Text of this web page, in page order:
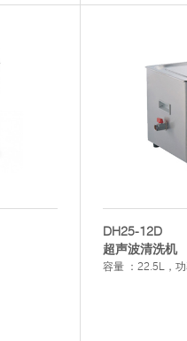
DH25-12D
超声波清洗机
容量 ：22.5L，